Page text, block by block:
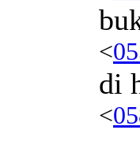
<
di
<